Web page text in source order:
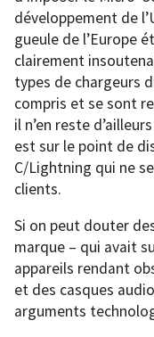
développement de
gueule de l’Europe
clairement
types de chargeurs
compris et se sont
il n’en reste
est sur le point de
C/Lightning qui ne
clients.
Si on peut douter
marque – qui avait
appareils rendant
et des casques
arguments